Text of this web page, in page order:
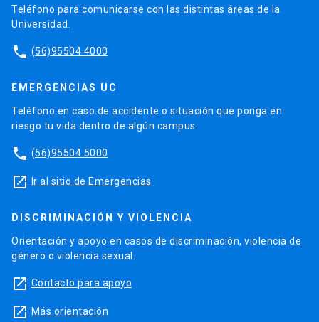
Teléfono para comunicarse con las distintas áreas de la
Universidad.
phone (56)95504 4000
EMERGENCIAS UC
Teléfono en caso de accidente o situación que ponga en
riesgo tu vida dentro de algún campus.
phone (56)95504 5000
launch Ir al sitio de Emergencias
DISCRIMINACIÓN Y VIOLENCIA
Orientación y apoyo en casos de discriminación, violencia de
género o violencia sexual.
launch Contacto para apoyo
launch Más orientación